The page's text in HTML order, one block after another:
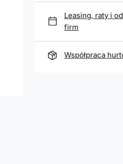
Leasing, raty i
firm
Współpraca